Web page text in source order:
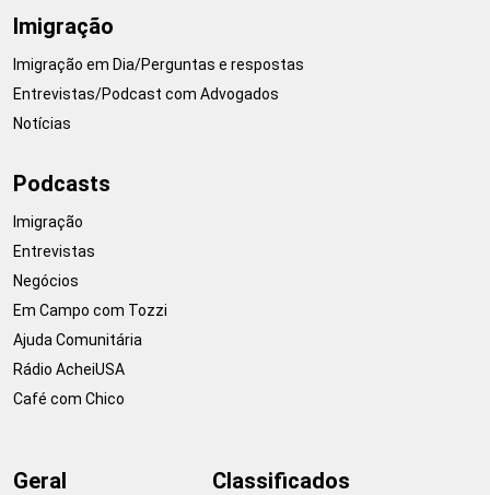
Imigração
Imigração em Dia/Perguntas e respostas
Entrevistas/Podcast com Advogados
Notícias
Podcasts
Imigração
Entrevistas
Negócios
Em Campo com Tozzi
Ajuda Comunitária
Rádio AcheiUSA
Café com Chico
Geral Classificados